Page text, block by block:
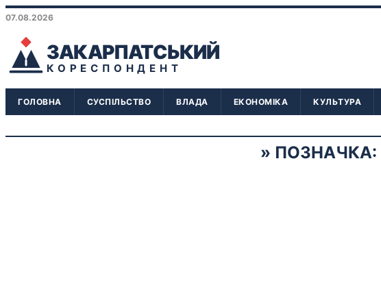
07.08.2026
ЗАКАРПАТСЬКИЙ
КОРЕСПОНДЕНТ
ГОЛОВНА СУСПІЛЬСТВО ВЛАДА ЕКОНОМІКА КУЛЬТУРА
ПОЗНАЧКА: